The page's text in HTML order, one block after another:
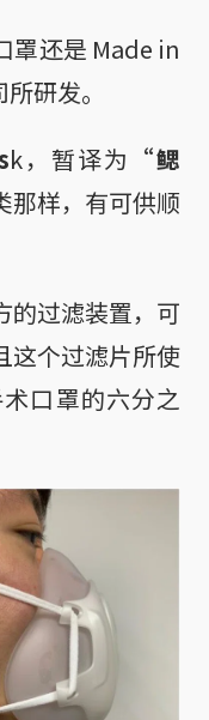
罩还是 Made in
研发。
k，暂译为 “鳃
那样，有可供顺
过滤装置，可
这个过滤片所使
口罩的六分之